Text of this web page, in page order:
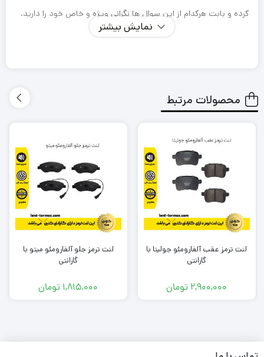
کرده و بابت هرکدام از این سوال ها نگرانی ویژه و خاص خود را دارید.
طول عمر کوتاهی نداشته باشد و مجبور باشم بعد از یک مدت
لنتی که میخرم باعث آسیب زدین به دیسک چرخ خودرو من
نشود؟
در شرایطی که معمولا به صورت متناوب و زیاد از تزمز استفاده می
کنم، لنت داغ نشود و کارایی آن پایین نیاید؟
آیا لنتی که میخرم گارانتی دارد؟
برند این لنت ترمز چیست؟ ایرانی است یا خارجی؟
نمایش بیشتر
محصولات مرتبط
لنت ترمز عقب آلفارومئو جولیتا با
گارانتی
2,900,000 تومان
لنت ترمز جلو آلفارومئو میتو با
گارانتی
1,815,000 تومان